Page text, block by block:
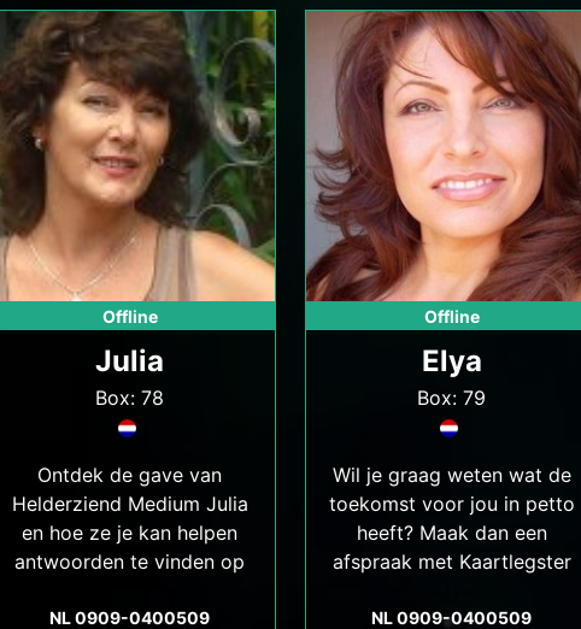
Offline
Julia
Box: 78
Ontdek de gave van
Helderziend Medium Julia
en hoe ze je kan helpen
antwoorden te vinden op
bezighouden. Lees verder
NL 0909-0400509
Offline
Elya
Box: 79
Wil je graag weten wat de
toekomst voor jou in petto
heeft? Maak dan een
afspraak met Kaartlegster
gebied van kaartleggen.
NL 0909-0400509